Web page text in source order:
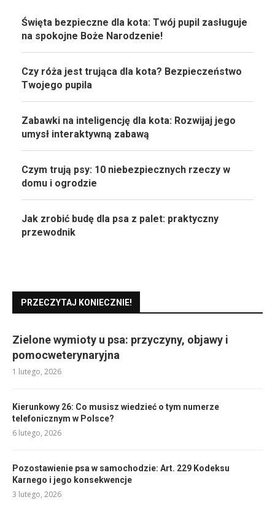
Święta bezpieczne dla kota: Twój pupil zasługuje
na spokojne Boże Narodzenie!
Czy róża jest trująca dla kota? Bezpieczeństwo
Twojego pupila
Zabawki na inteligencję dla kota: Rozwijaj jego
umysł interaktywną zabawą
Czym trują psy: 10 niebezpiecznych rzeczy w
domu i ogrodzie
Jak zrobić budę dla psa z palet: praktyczny
przewodnik
PRZECZYTAJ KONIECZNIE!
Zielone wymioty u psa: przyczyny, objawy i
pomocweterynaryjna
1 lutego, 2026
Kierunkowy 26: Co musisz wiedzieć o tym numerze
telefonicznym w Polsce?
6 lutego, 2026
Pozostawienie psa w samochodzie: Art. 229 Kodeksu
Karnego i jego konsekwencje
3 lutego, 2026